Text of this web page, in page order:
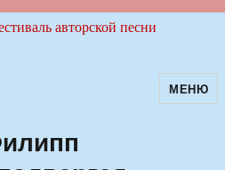
авторскойМЕНЮ